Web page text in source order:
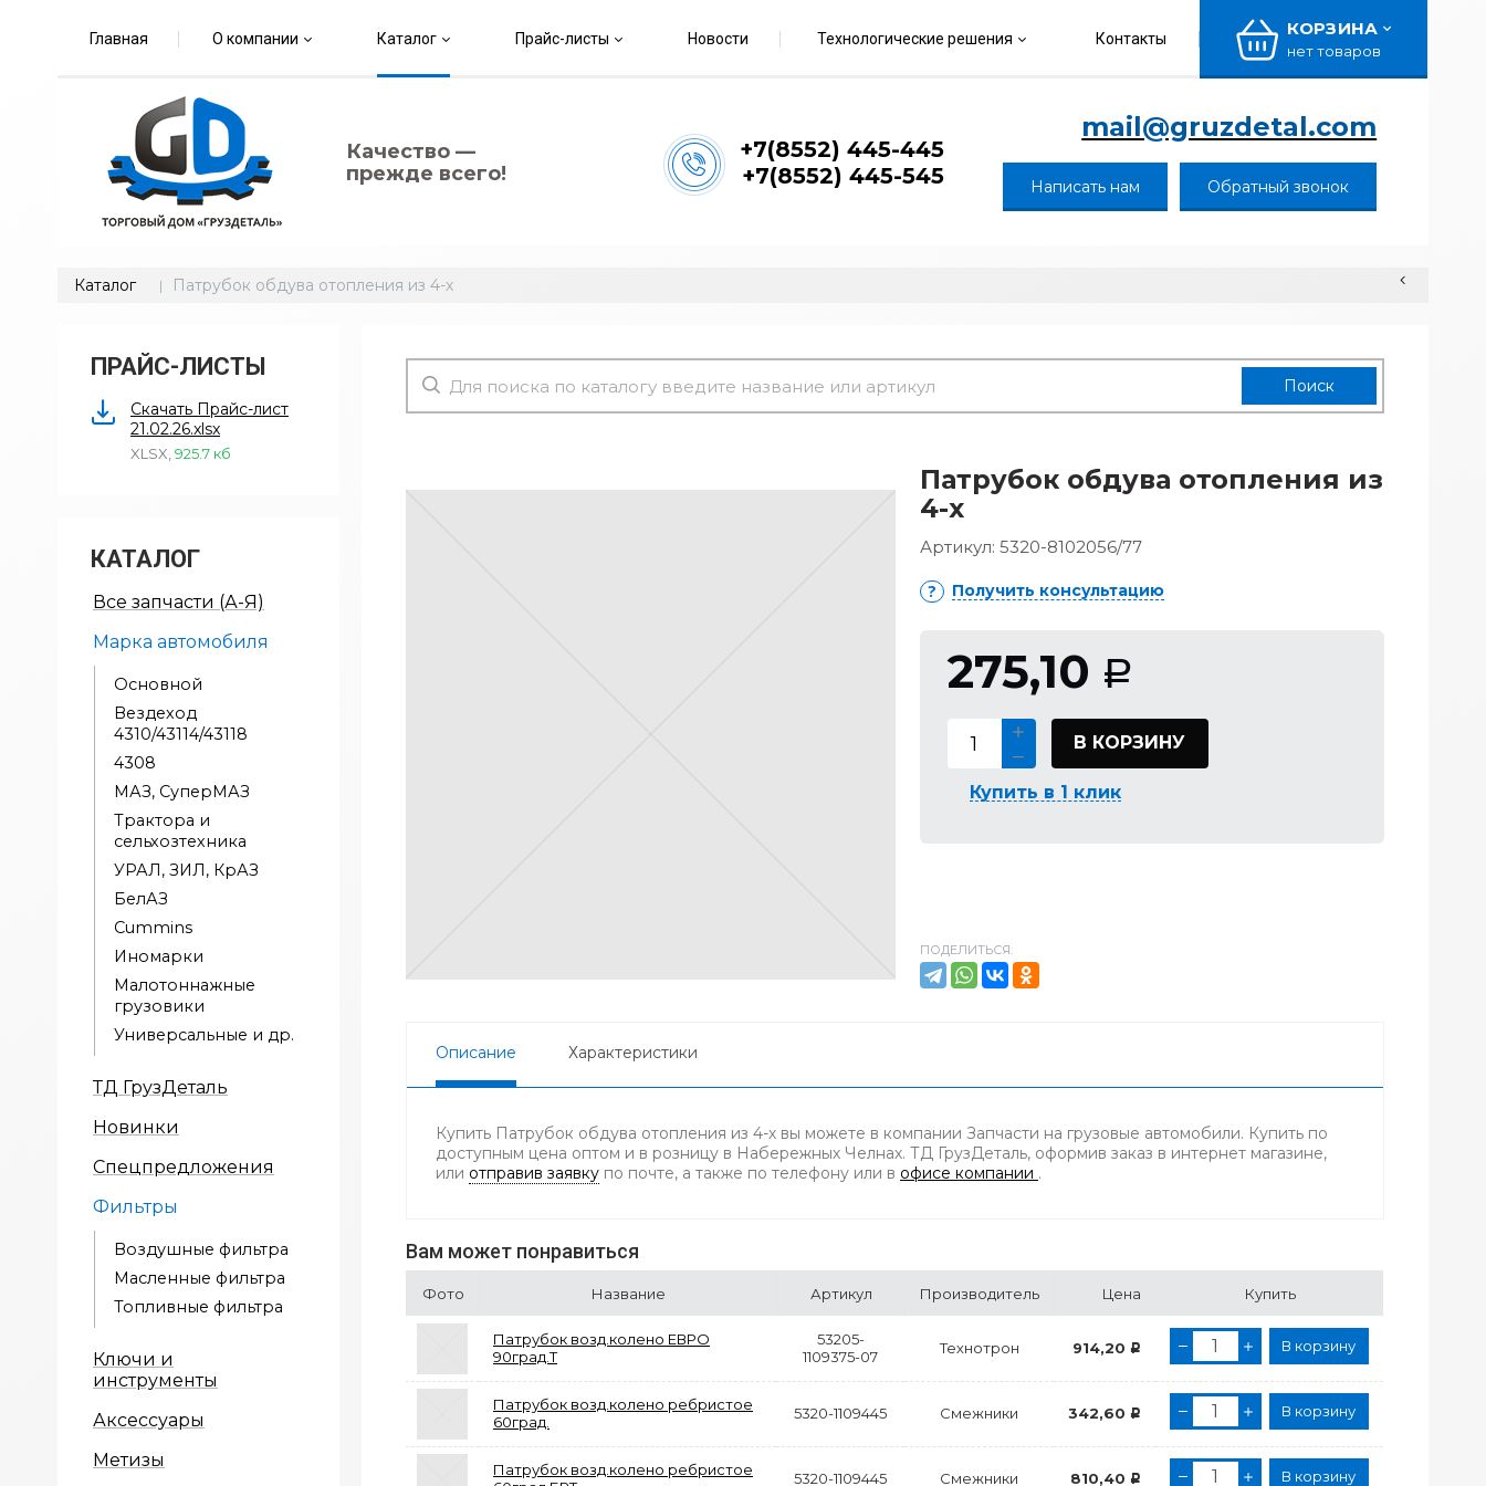
Главная О компании Каталог Прайс-листы Новости Технологические решения Контакты КОРЗИНА
нет товаров
Качество —
прежде всего!
+7(8552) 445-445
+7(8552) 445-545
mail@gruzdetal.com
Написать нам Обратный звонок
Каталог Патрубок обдува отопления из 4-х
ПРАЙС-ЛИСТЫ
Скачать Прайс-лист
21.02.26.xlsx
XLSX 925.7 кб
КАТАЛОГ
Все запчасти (А-Я)
Марка автомобиля
Основной
Вездеход
4310/43114/43118
4308
МАЗ, СуперМАЗ
Трактора и
сельхозтехника
УРАЛ, ЗИЛ, КрАЗ
БелАЗ
Cummins
Иномарки
Малотоннажные
грузовики
Универсальные и др.
ТД ГрузДеталь
Новинки
Спецпредложения
Фильтры
Воздушные фильтра
Масленные фильтра
Топливные фильтра
Ключи и
инструменты
Аксессуары
Метизы
Патрубок обдува отопления из
4-х
Артикул: 5320-8102056/77
Получить консультацию
275,10 Р
В КОРЗИНУ
Купить в 1 клик
ПОДЕЛИТЬСЯ:
Описание Характеристики
Купить Патрубок обдува отопления из 4-х вы можете в компании Запчасти на грузовые автомобили. Купить по
доступным цена оптом и в розницу в Набережных Челнах. ТД ГрузДеталь, оформив заказ в интернет магазине,
или отправив заявку по почте, а также по телефону или в офисе компании .
Вам может понравиться
Фото Название Артикул Производитель Цена Купить
Патрубок возд.колено ЕВРО
90град.Т
53205-
1109375-07
Технотрон 914,20 Р В корзину
Патрубок возд.колено ребристое
60град.
5320-1109445 Смежники 342,60 Р В корзину
Патрубок возд.колено ребристое
5320-1109445 Смежники 810,40 Р В корзину